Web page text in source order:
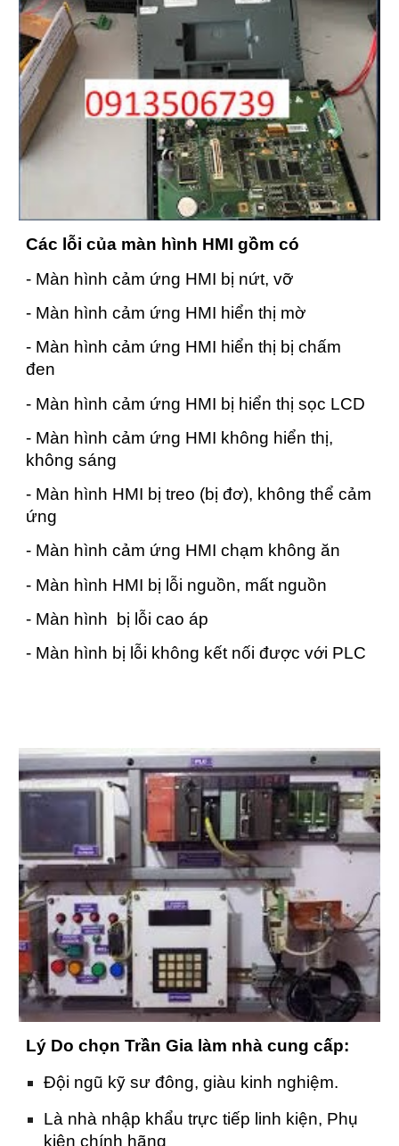
Các lỗi của màn hình HMI gồm có
- Màn hình cảm ứng HMI bị nứt, vỡ
- Màn hình cảm ứng HMI hiển thị mờ
- Màn hình cảm ứng HMI hiển thị bị chấm
đen
- Màn hình cảm ứng HMI bị hiển thị sọc LCD
- Màn hình cảm ứng HMI không hiển thị,
không sáng
- Màn hình HMI bị treo (bị đơ), không thể cảm
ứng
- Màn hình cảm ứng HMI chạm không ăn
- Màn hình HMI bị lỗi nguồn, mất nguồn
- Màn hình bị lỗi cao áp
- Màn hình bị lỗi không kết nối được với PLC
Lý Do chọn Trần Gia làm nhà cung cấp:
Đội ngũ kỹ sư đông, giàu kinh nghiệm.
Là nhà nhập khẩu trực tiếp linh kiện, Phụ
kiện chính hãng